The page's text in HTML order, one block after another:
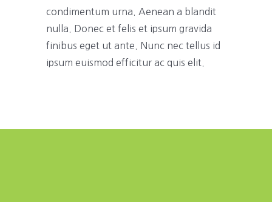
condimentum urna. Aenean a blandit
nulla. Donec et felis et ipsum gravida
finibus eget ut ante. Nunc nec tellus id
ipsum euismod efficitur ac quis elit.